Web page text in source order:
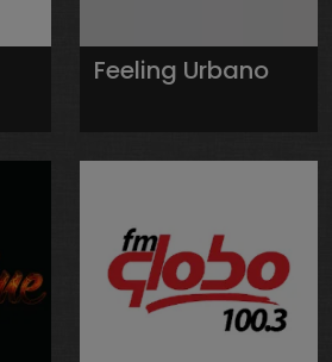
Feeling Urbano